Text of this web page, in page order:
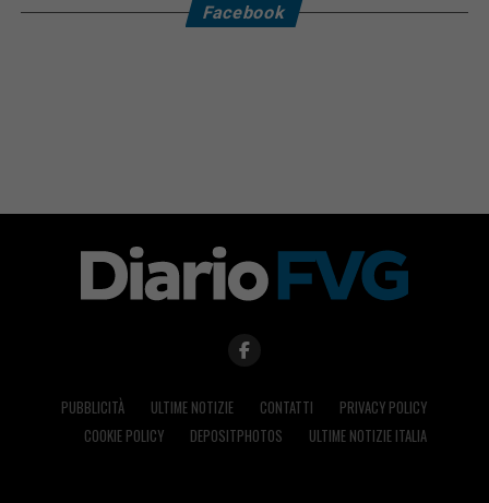
Facebook
PUBBLICITÀ ULTIME NOTIZIE CONTATTI
PRIVACY POLICY
COOKIE POLICY
DEPOSITPHOTOS ULTIME NOTIZIE ITALIA